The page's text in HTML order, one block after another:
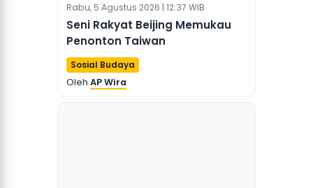
Rabu, 5 Agustus 2026 | 12:37 WIB
Seni Rakyat Beijing Memukau
Penonton Taiwan
Sosial Budaya
Oleh AP Wira